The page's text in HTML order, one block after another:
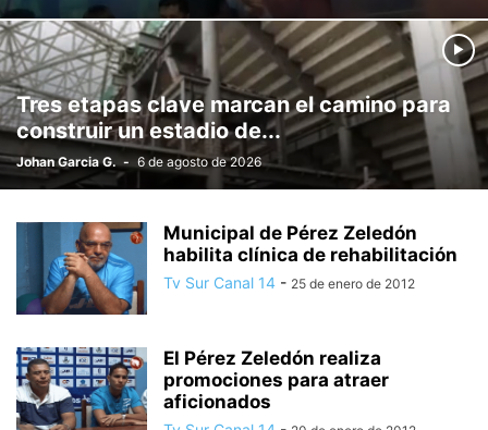
Tres etapas clave marcan el camino para
construir un estadio de...
Johan Garcia G. - 6 de agosto de 2026
Municipal de Pérez Zeledón
habilita clínica de rehabilitación
Tv Sur Canal 14 - 25 de enero de 2012
El Pérez Zeledón realiza
promociones para atraer
aficionados